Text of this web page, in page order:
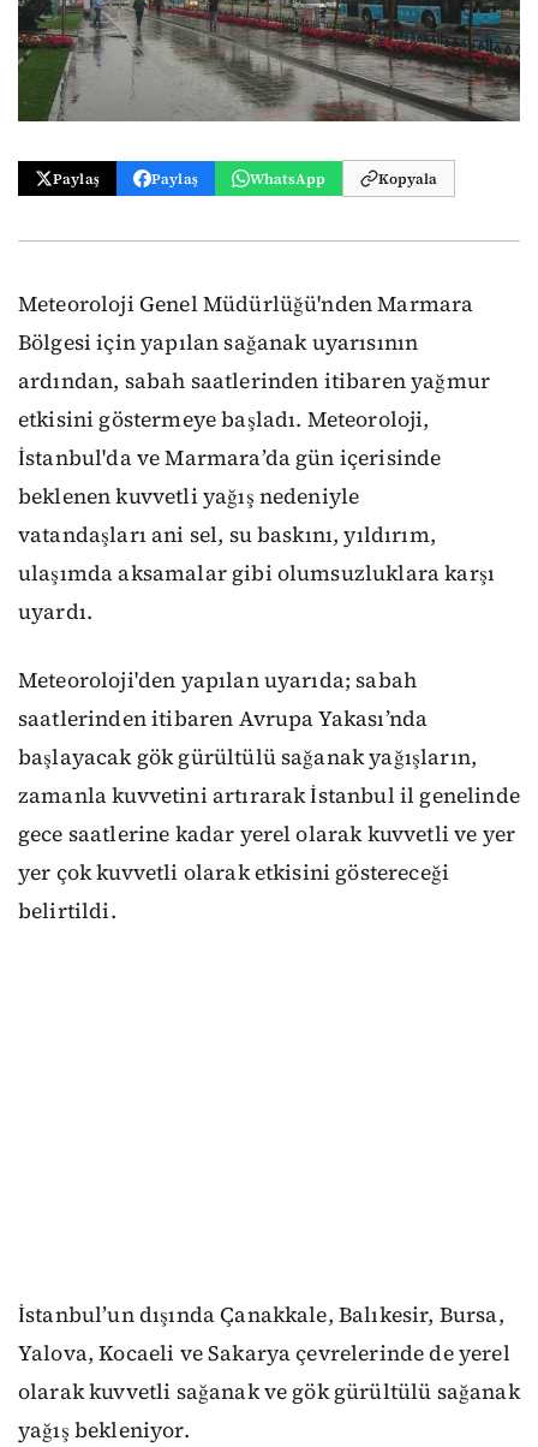
Paylaş Paylaş WhatsApp Kopyala
Meteoroloji Genel Müdürlüğü'nden Marmara
Bölgesi için yapılan sağanak uyarısının
ardından, sabah saatlerinden itibaren yağmur
etkisini göstermeye başladı. Meteoroloji,
İstanbul'da ve Marmara’da gün içerisinde
beklenen kuvvetli yağış nedeniyle
vatandaşları ani sel, su baskını, yıldırım,
ulaşımda aksamalar gibi olumsuzluklara karşı
uyardı.
Meteoroloji'den yapılan uyarıda; sabah
saatlerinden itibaren Avrupa Yakası’nda
başlayacak gök gürültülü sağanak yağışların,
zamanla kuvvetini artırarak İstanbul il genelinde
gece saatlerine kadar yerel olarak kuvvetli ve yer
yer çok kuvvetli olarak etkisini göstereceği
belirtildi.
İstanbul’un dışında Çanakkale, Balıkesir, Bursa,
Yalova, Kocaeli ve Sakarya çevrelerinde de yerel
olarak kuvvetli sağanak ve gök gürültülü sağanak
yağış bekleniyor.